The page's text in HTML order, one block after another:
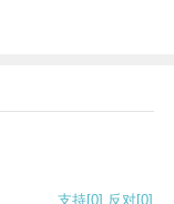
支持[0] 反对[0]